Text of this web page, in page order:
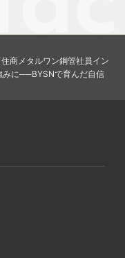
住商メタルワン鋼管社員イン
に──BYSNで育んだ自信